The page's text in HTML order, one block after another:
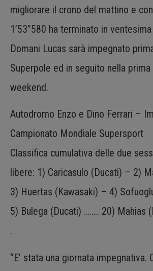
migliorare il crono del mattino e
1’53”580 ha terminato in
Domani Lucas sarà impegnato
Superpole ed in seguito nella
weekend.
Autodromo Enzo e Dino Ferrari –
Campionato Mondiale Supersport
Classifica cumulativa delle due
libere: 1) Caricasulo (Ducati) – 2)
3) Huertas (Kawasaki) – 4)
5) Bulega (Ducati) …….. 20) Mahias
.
“E’ stata una giornata impegnativa.